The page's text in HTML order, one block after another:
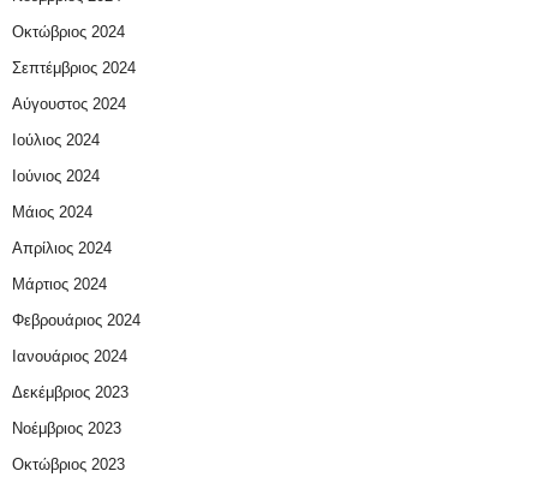
Οκτώβριος 2024
Σεπτέμβριος 2024
Αύγουστος 2024
Ιούλιος 2024
Ιούνιος 2024
Μάιος 2024
Απρίλιος 2024
Μάρτιος 2024
Φεβρουάριος 2024
Ιανουάριος 2024
Δεκέμβριος 2023
Νοέμβριος 2023
Οκτώβριος 2023